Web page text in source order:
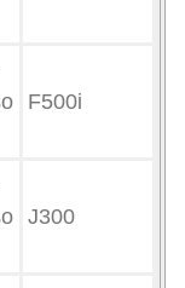
F500i
J300